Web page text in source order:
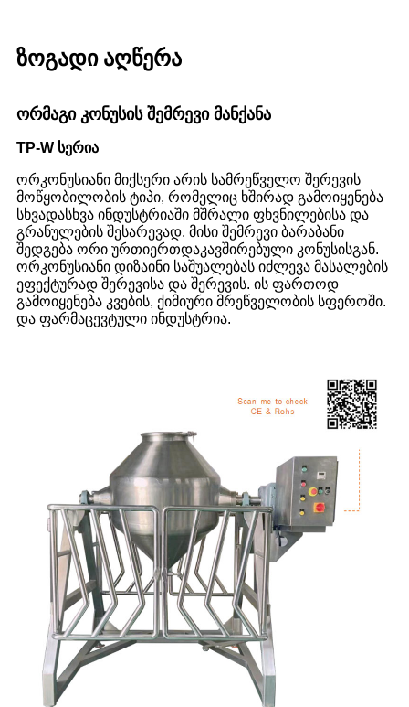
ზოგადი აღწერა
ორმაგი კონუსის შემრევი მანქანა
TP-W სერია
ორკონუსიანი მიქსერი არის სამრეწველო შერევის
მოწყობილობის ტიპი, რომელიც ხშირად გამოიყენება
სხვადასხვა ინდუსტრიაში მშრალი ფხვნილებისა და
გრანულების შესარევად. მისი შემრევი ბარაბანი
შედგება ორი ურთიერთდაკავშირებული კონუსისგან.
ორკონუსიანი დიზაინი საშუალებას იძლევა მასალების
ეფექტურად შერევისა და შერევის. ის ფართოდ
გამოიყენება კვების, ქიმიური მრეწველობის სფეროში.
და ფარმაცევტული ინდუსტრია.